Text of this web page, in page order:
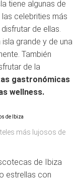
tiene algunas de
celebrities más
de ellas.
grande y de una
También
de la
gastronómicas
wellness.
más lujosos de
de Ibiza
estrellas con